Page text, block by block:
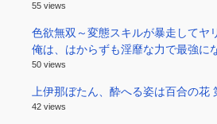
55 views
色欲無双～変態スキルが暴走してヤ
俺は、はからずも淫靡な力で最強に
50 views
上伊那ぼたん、酔へる姿は百合の花
42 views